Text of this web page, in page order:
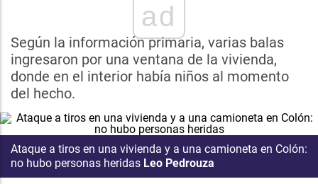
ad
Según la información primaria, varias balas
ingresaron por una ventana de la vivienda,
donde en el interior había niños al momento
del hecho.
Ataque a tiros en una vivienda y a una camioneta en Colón:
no hubo personas heridas Leo Pedrouza